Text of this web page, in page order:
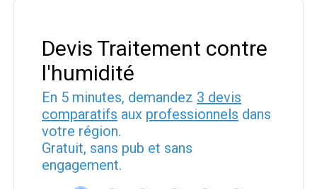
Devis Traitement contre
l'humidité
En 5 minutes, demandez 3 devis
comparatifs aux professionnels dans
votre région.
Gratuit, sans pub et sans
engagement.